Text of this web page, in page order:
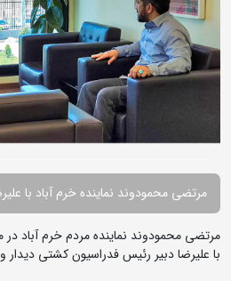
مرتضی محمودوند نماینده خرم آباد با
مرتضی محمودوند نماینده مردم خرم آباد
با علیرضا دبیر رئیس فدراسیون کشتی